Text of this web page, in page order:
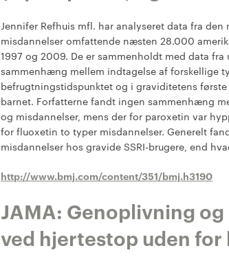
Jennifer Refhuis mfl. har analyseret data fra
misdannelser omfattende næsten 28.000
1997 og 2009. De er sammenholdt med data
sammenhæng mellem indtagelse af forskellige
befrugtningstidspunktet og i graviditetens
barnet. Forfatterne fandt ingen sammenhæng
og misdannelser, mens der for paroxetin var
for fluoxetin to typer misdannelser. Generelt
misdannelser hos gravide SSRI-brugere, end
http://www.bmj.com/content/351/bmj.h3190
JAMA: Genoplivning
ved hjertestop uden for